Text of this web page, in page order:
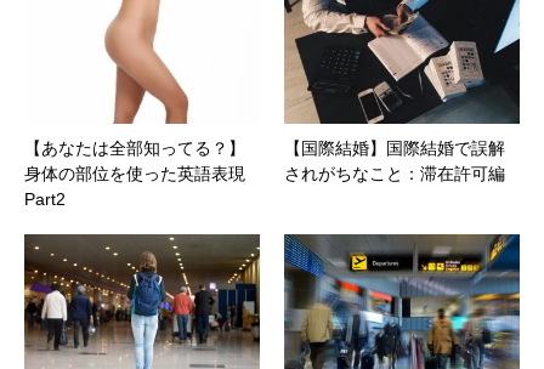
【あなたは全部知ってる？】
身体の部位を使った英語表現
Part2
【国際結婚】国際結婚で誤解
されがちなこと：滞在許可編